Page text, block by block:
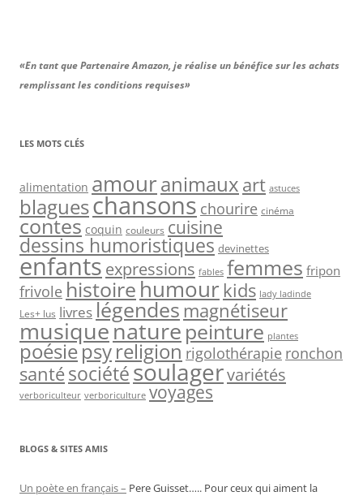
«En tant que Partenaire Amazon, je réalise un bénéfice sur les achats
remplissant les conditions requises»
LES MOTS CLÉS
alimentation amouranimaux art astuces
blagueschansons chourire cinéma
contes coquin couleurs cuisine
dessins humoristiques devinettes
enfantsexpressions fables femmes fripon
frivole histoire humour kids lady ladinde
Les+ lus livreslégendes magnétiseur
musiquenature peinture plantes
poésiepsyreligion rigolothérapie ronchon
santésociétésoulagervariétés
verboriculteur verboriculture voyages
BLOGS & SITES AMIS
Un poète en français – Pere Guisset….. Pour ceux qui aiment la